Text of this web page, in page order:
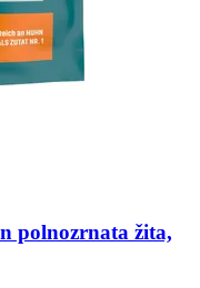
polnozrnata žita,